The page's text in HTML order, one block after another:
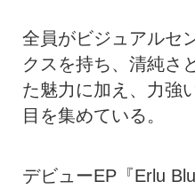
全員がビジュアルセ
クスを持ち、清純さ
た魅力に加え、力強
目を集めている。
デビューEP『Erlu